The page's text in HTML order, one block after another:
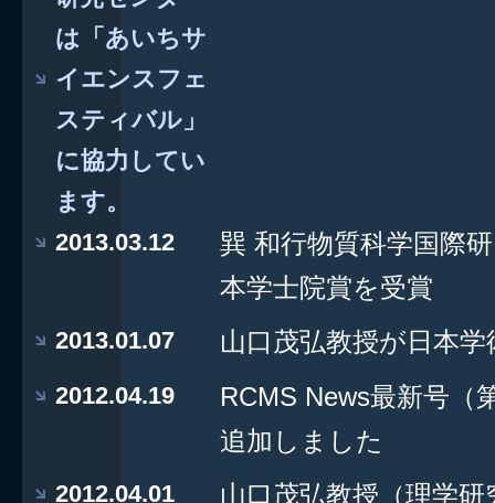
は「あいちサ
イエンスフェ
スティバル」
に協力してい
ます。
2013.03.12
巽 和行物質科学国際
本学士院賞を受賞
2013.01.07 山口茂弘教授が日本
2012.04.19
RCMS News最新号（
追加しました
2012.04.01 山口茂弘教授（理学